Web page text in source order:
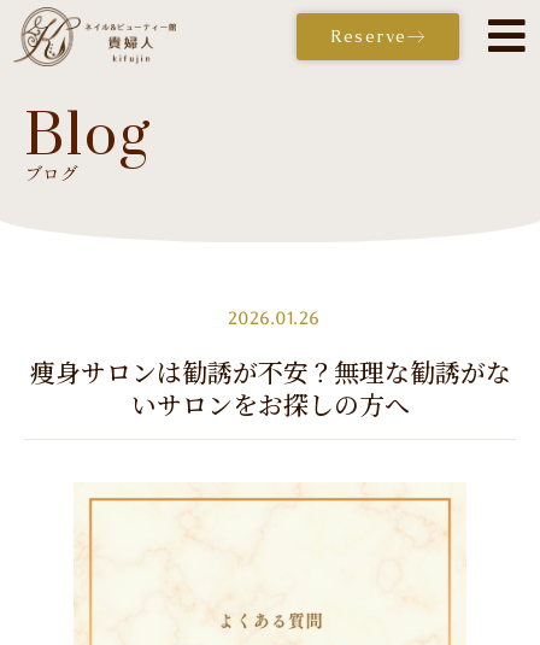
Reserve
Blog
ブログ
2026.01.26
痩身サロンは勧誘が不安？無理な勧誘がな
いサロンをお探しの方へ